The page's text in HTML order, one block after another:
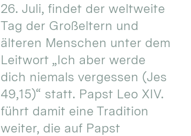
26. Juli, findet der weltweite
Tag der Großeltern und
älteren Menschen unter dem
Leitwort „Ich aber werde
dich niemals vergessen (Jes
49,15)“ statt. Papst Leo XIV.
führt damit eine Tradition
weiter, die auf Papst